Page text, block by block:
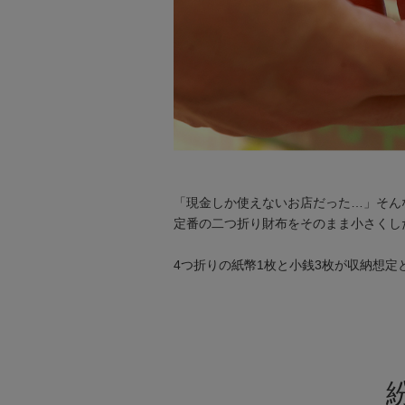
「現金しか使えないお店だった…」そん
定番の二つ折り財布をそのまま小さく
4つ折りの紙幣1枚と小銭3枚が収納想定